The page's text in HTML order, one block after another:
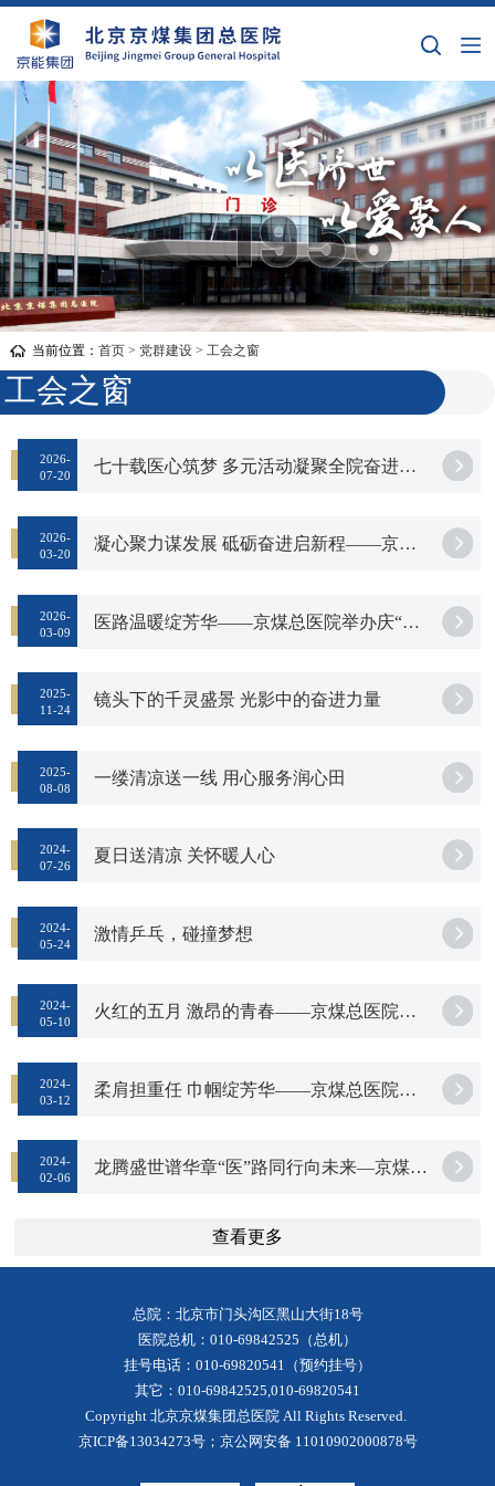
当前位置： 首页> 党群建设> 工会之窗
工会之窗
2026-
07-20
七十载医心筑梦 多元活动凝聚全院奋进力量
2026-
03-20
凝心聚力谋发展 砥砺奋进启新程——京煤总医院五届九次职工代表大会暨2026年工作会
2026-
03-09
医路温暖绽芳华——京煤总医院举办庆“三八”主题沙龙活动
2025-
11-24
镜头下的千灵盛景 光影中的奋进力量
2025-
08-08
一缕清凉送一线 用心服务润心田
2024-
07-26
夏日送清凉 关怀暖人心
2024-
05-24
激情乒乓，碰撞梦想
2024-
05-10
火红的五月 激昂的青春——京煤总医院庆祝“五一”“五四”表彰座谈会
2024-
03-12
柔肩担重任 巾帼绽芳华——京煤总医院庆祝“三八”国际劳动妇女节
2024-
02-06
龙腾盛世谱华章“医”路同行向未来—京煤总医院举办2024年“春晚”
查看更多
总院：北京市门头沟区黑山大街18号
医院总机：010-69842525（总机）
挂号电话：010-69820541（预约挂号）
其它：010-69842525,010-69820541
Copyright 北京京煤集团总医院 All Rights Reserved.
京ICP备13034273号；京公网安备 11010902000878号